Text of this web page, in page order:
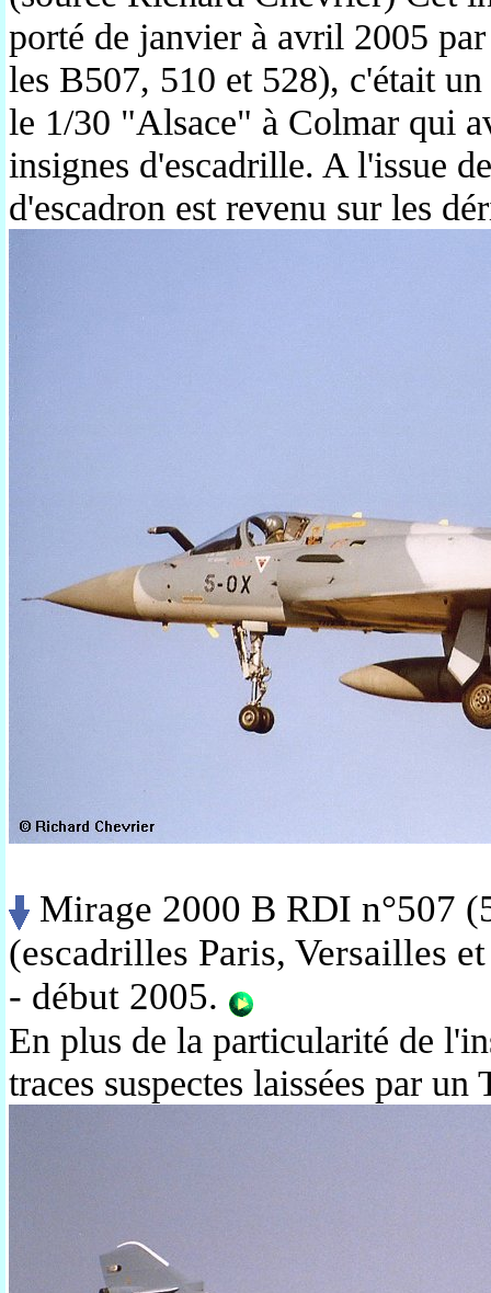
porté de janvier à avril 2005
les B507, 510 et 528), c'était
le 1/30 "Alsace" à Colmar qui
insignes d'escadrille. A l'issue
d'escadron est revenu sur les
Mirage 2000 B RDI n°507
(escadrilles Paris, Versailles et
- début 2005.
En plus de la particularité de
traces suspectes laissées par